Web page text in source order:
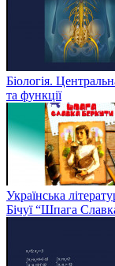
Біологія.
та функції
Українська
Бічуї “Шпага